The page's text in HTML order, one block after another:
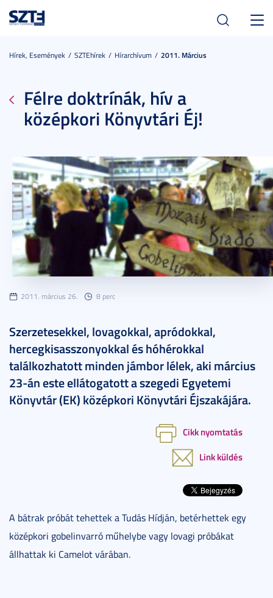
Hírek, Események SZTEhírek Hírarchívum 2011. Március
Félre doktrínák, hív a
középkori Könyvtári Éj!
2011. március 26. 8 perc
Szerzetesekkel, lovagokkal, apródokkal,
hercegkisasszonyokkal és hóhérokkal
találkozhatott minden jámbor lélek, aki március
23-án este ellátogatott a szegedi Egyetemi
Könyvtár (EK) középkori Könyvtári Éjszakájára.
Cikk nyomtatás
Link küldés
A bátrak próbát tehettek a Tudás Hídján, betérhettek egy
középkori gobelinvarró műhelybe vagy lovagi próbákat
állhattak ki Camelot várában.